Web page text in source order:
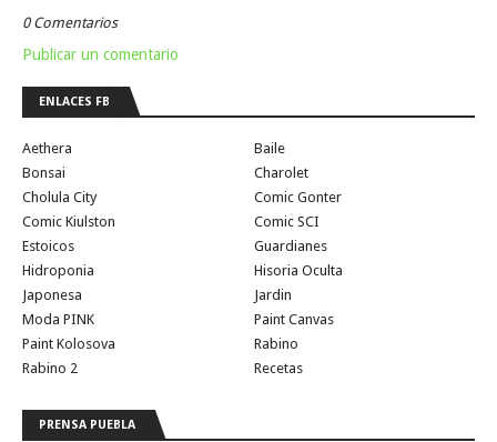
0 Comentarios
Publicar un comentario
ENLACES FB
Aethera
Baile
Bonsai
Charolet
Cholula City
Comic Gonter
Comic Kiulston
Comic SCI
Estoicos
Guardianes
Hidroponia
Hisoria Oculta
Japonesa
Jardin
Moda PINK
Paint Canvas
Paint Kolosova
Rabino
Rabino 2
Recetas
PRENSA PUEBLA